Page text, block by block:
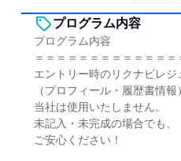
プログラム内容
プログラム内容
＝＝＝＝＝＝＝＝＝＝＝＝＝
エントリー時のリクナビレジ
（プロフィール・履歴書情報
当社は使用いたしません。
未記入・未完成の場合でも、
ご安心ください！